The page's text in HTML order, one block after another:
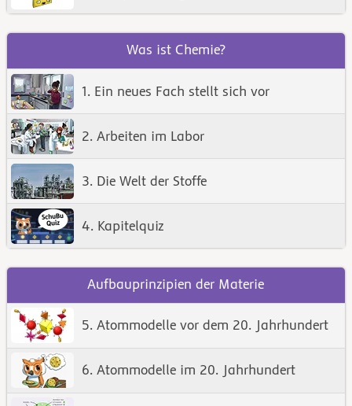
Was ist Chemie?
1. Ein neues Fach stellt sich vor
2. Arbeiten im Labor
3. Die Welt der Stoffe
4. Kapitelquiz
Aufbauprinzipien der Materie
5. Atommodelle vor dem 20. Jahrhundert
6. Atommodelle im 20. Jahrhundert